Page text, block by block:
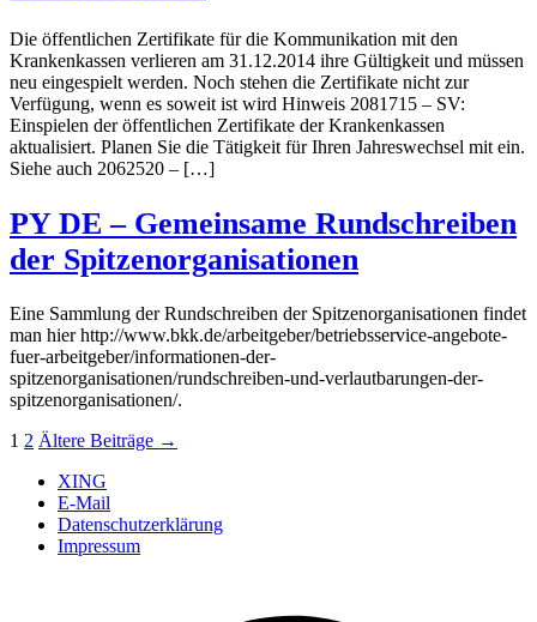
Die öffentlichen Zertifikate für die Kommunikation mit den
Krankenkassen verlieren am 31.12.2014 ihre Gültigkeit und müssen
neu eingespielt werden. Noch stehen die Zertifikate nicht zur
Verfügung, wenn es soweit ist wird Hinweis 2081715 – SV:
Einspielen der öffentlichen Zertifikate der Krankenkassen
aktualisiert. Planen Sie die Tätigkeit für Ihren Jahreswechsel mit ein.
Siehe auch 2062520 – […]
PY DE – Gemeinsame Rundschreiben
der Spitzenorganisationen
Eine Sammlung der Rundschreiben der Spitzenorganisationen findet
man hier http://www.bkk.de/arbeitgeber/betriebsservice-angebote-
fuer-arbeitgeber/informationen-der-
spitzenorganisationen/rundschreiben-und-verlautbarungen-der-
spitzenorganisationen/.
Seitennummerierung
der
Beiträge
1 2 Ältere Beiträge →
XING
E-Mail
Datenschutzerklärung
Impressum